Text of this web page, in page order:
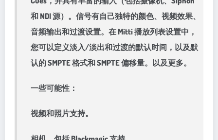
和 NDI 源）。信号有自己独特的颜色、视频效果、
音频输出和过渡设置。在 Mitti 播放列表设置中，
您可以定义淡入/淡出和过渡的默认时间，以及默
认的 SMPTE 格式和 SMPTE 偏移量。以及更多。
一些可能性：
视频和照片支持。